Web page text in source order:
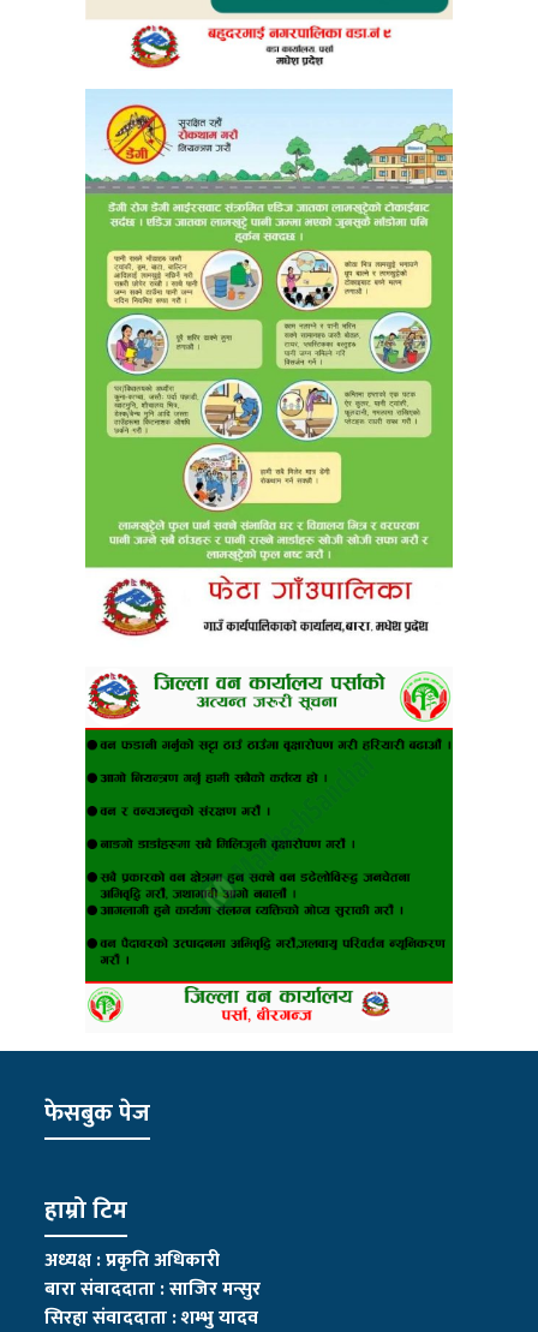
फेसबुक पेज
हाम्रो टिम
अध्यक्ष : प्रकृति अधिकारी
बारा संवाददाता : साजिर मन्सुर
सिरहा संवाददाता : शम्भु यादव